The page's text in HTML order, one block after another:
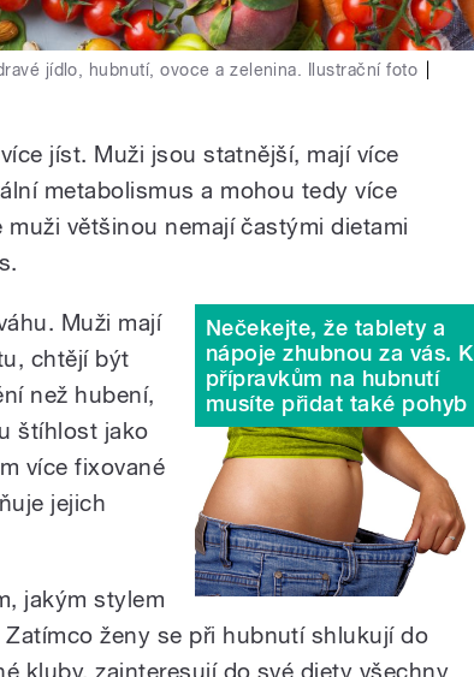
jídlo, hubnutí, ovoce a zelenina. Ilustrační foto
jíst. Muži jsou statnější, mají více
metabolismus a mohou tedy více
většinou nemají častými dietami
Nečekejte, že tablety a
nápoje zhubnou za vás. K
přípravkům na hubnutí
musíte přidat také pohyb
Muži mají
chtějí být
než hubení,
štíhlost jako
více fixované
jejich
jakým stylem
ženy se při hubnutí shlukují do
kluby, zainteresují do své diety všechny